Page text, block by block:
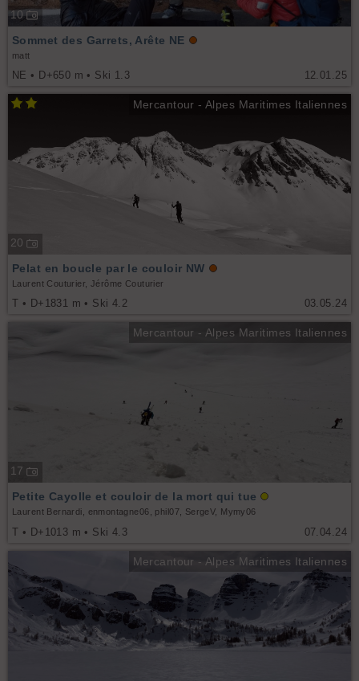
10
12.01.25
Sommet des Garrets, Arête NE
matt
NE • D+650 m • Ski 1.3
Mercantour - Alpes Maritimes Italiennes
20
03.05.24
Pelat en boucle par le couloir NW
Laurent Couturier, Jérôme Couturier
T • D+1831 m • Ski 4.2
Mercantour - Alpes Maritimes Italiennes
17
07.04.24
Petite Cayolle et couloir de la mort qui tue
Laurent Bernardi, enmontagne06, phil07, SergeV, Mymy06
T • D+1013 m • Ski 4.3
Mercantour - Alpes Maritimes Italiennes